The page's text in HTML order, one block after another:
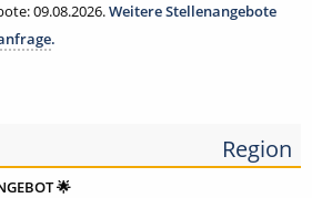
09.08.2026.Weitere Stellenangebote
.
Region
🌟